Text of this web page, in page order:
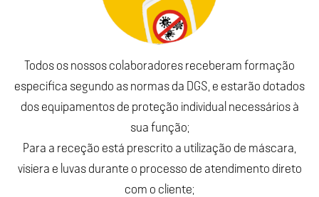
Todos os nossos colaboradores receberam formação
especifica segundo as normas da DGS, e estarão dotados
dos equipamentos de proteção individual necessários à
sua função;
Para a receção está prescrito a utilização de máscara,
visiera e luvas durante o processo de atendimento direto
com o cliente;